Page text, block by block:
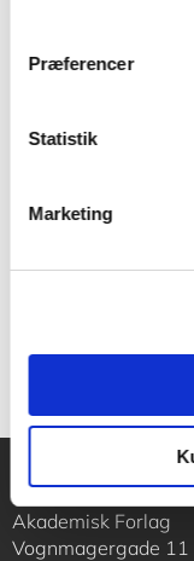
Præferencer
Statistik
Marketing
Samfundsvidenskab
Akademisk Forlag
Vognmagergade 11